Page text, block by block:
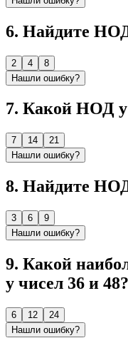
6. Найдите
2 4
8
Нашли ошибку?
7. Какой НОД у
7 14
21
Нашли ошибку?
8. Найдите
3 6
9
Нашли ошибку?
9. Какой
у чисел 36 и 48?
6 12
24
Нашли ошибку?